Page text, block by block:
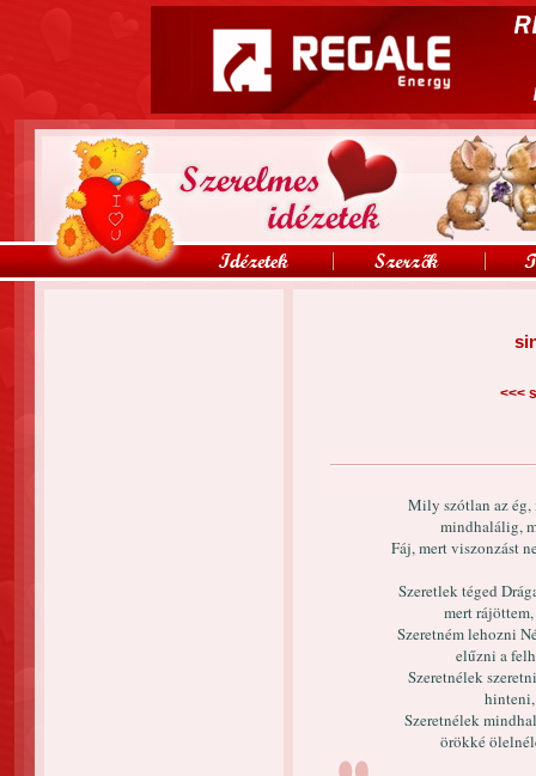
<<<
Mily szótlan az ég,
mindhalálig,
Fáj, mert viszonzást
Szeretlek téged
mert
Szeretném lehozni
elűzni a
Szeretnélek
Szeretnélek
örökké